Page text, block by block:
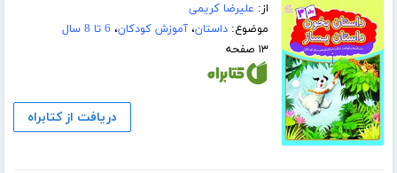
از: علیرضا کریمی
موضوع:داستان،آموزش کودکان، 6 تا 8 سال
۱۳ صفحه
دریافت از کتابراه